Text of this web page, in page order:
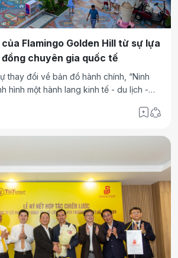
Flamingo Golden Hill từ sự lựa
chuyên gia quốc tế
thay đổi về bản đồ hành chính, “Ninh
hình một hành lang kinh tế - du lịch -
định, Flamingo Golden Hill đang trở